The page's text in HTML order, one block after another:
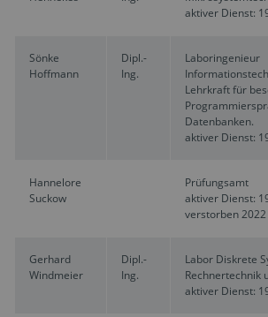
aktiver Dienst:
Sönke
Hoffmann
Dipl.-
Ing.
Laboringenieur
Lehrkraft für
Datenbanken.
aktiver Dienst:
Hannelore
Suckow
Prüfungsamt
aktiver Dienst:
verstorben 2022
Gerhard
Windmeier
Dipl.-
Ing.
Labor Diskrete
Rechnertechnik
aktiver Dienst: